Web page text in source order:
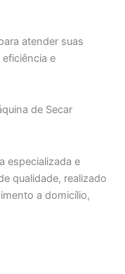
atender suas
e
de Secar
especializada e
qualidade, realizado
a domicílio,